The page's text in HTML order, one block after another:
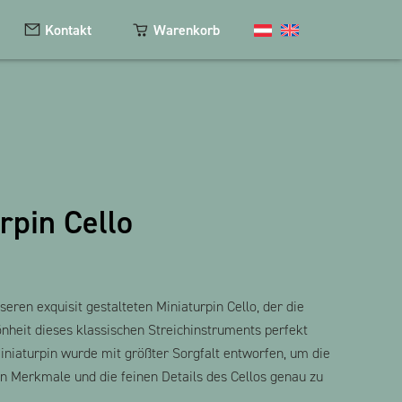
Schlüsselanhänger
Kontakt Warenkorb
Cello
exquisit gestalteten Miniaturpin Cello, der die
dieses klassischen Streichinstruments perfekt
wurde mit größter Sorgfalt entworfen, um die
Merkmale und die feinen Details des Cellos genau zu